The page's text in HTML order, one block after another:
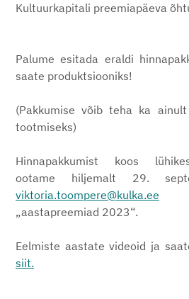
Kultuurkapitali preemiapäeva
Palume esitada eraldi
saate produktsiooniks!
(Pakkumise võib teha ka
tootmiseks)
Hinnapakkumist koos
ootame hiljemalt 29.
viktoria.toompere@kulka.ee
„aastapreemiad 2023“.
Eelmiste aastate videoid ja
siit.